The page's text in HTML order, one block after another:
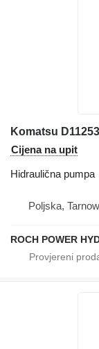
Cijena na upit
Hidraulična pumpa
Poljska,
ROCH POWER